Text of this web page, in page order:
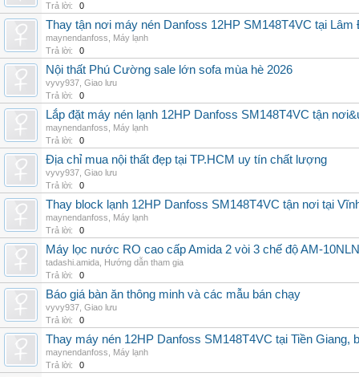
Trả lời:
0
Thay tận nơi máy nén Danfoss 12HP SM148T4VC tại
maynendanfoss
Máy lạnh
Trả lời:
0
Nội thất Phú Cường sale lớn sofa mùa hè 2026
vyvy937 Giao lưu
Trả lời:
0
Lắp đặt máy nén lạnh 12HP Danfoss SM148T4VC tận
maynendanfoss
Máy lạnh
Trả lời:
0
Địa chỉ mua nội thất đẹp tại TP.HCM uy tín chất lượng
vyvy937 Giao lưu
Trả lời:
0
Thay block lạnh 12HP Danfoss SM148T4VC tận nơi tại
maynendanfoss
Máy lạnh
Trả lời:
0
Máy lọc nước RO cao cấp Amida 2 vòi 3 chế độ AM-
tadashi.amida Hướng dẫn tham gia
Trả lời:
0
Báo giá bàn ăn thông minh và các mẫu bán chạy
vyvy937 Giao lưu
Trả lời:
0
Thay máy nén 12HP Danfoss SM148T4VC tại Tiền Giang,
maynendanfoss
Máy lạnh
Trả lời:
0